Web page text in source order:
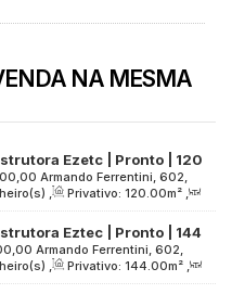
NA MESMA
Ezetc | Pronto | 120
| varanda gourmet | 02
Armando Ferrentini, 602,
São Paulo, São Paulo, Brasil
, Privativo: 120.00m² ,
Vaga(s) , Útil: 120.00m² ,
Eztec | Pronto | 144
| 02 suítes | varanda
Armando Ferrentini, 602,
São Paulo, São Paulo, Brasil
, Privativo: 144.00m² ,
Vaga(s) , Útil: 144.00m² ,